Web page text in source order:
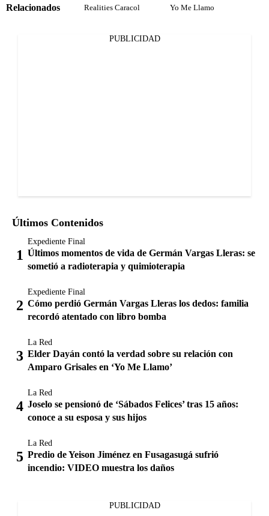
Relacionados Realities Caracol Yo Me Llamo
PUBLICIDAD
Últimos Contenidos
Expediente Final
Últimos momentos de vida de Germán Vargas Lleras: se
sometió a radioterapia y quimioterapia
Expediente Final
Cómo perdió Germán Vargas Lleras los dedos: familia
recordó atentado con libro bomba
La Red
Elder Dayán contó la verdad sobre su relación con
Amparo Grisales en ‘Yo Me Llamo’
La Red
Joselo se pensionó de ‘Sábados Felices’ tras 15 años:
conoce a su esposa y sus hijos
La Red
Predio de Yeison Jiménez en Fusagasugá sufrió
incendio: VIDEO muestra los daños
PUBLICIDAD